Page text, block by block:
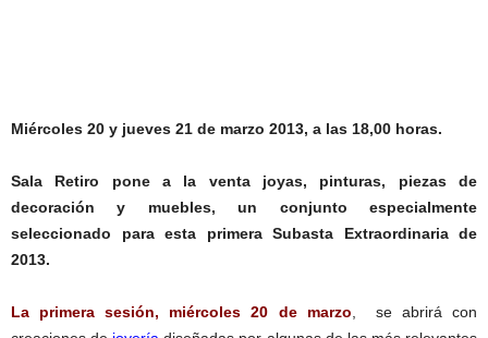
Miércoles 20 y jueves 21 de marzo 2013, a las 18,00 horas.
Sala Retiro pone a la venta joyas, pinturas, piezas de
decoración y muebles, un conjunto especialmente
seleccionado para esta primera Subasta Extraordinaria de
2013.
La primera sesión, miércoles 20 de marzo , se abrirá con